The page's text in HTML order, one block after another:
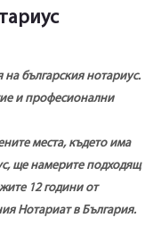
българския нотариус.
и професионални
места, където има
ще намерите подходящ
12 години от
Нотариат в България.